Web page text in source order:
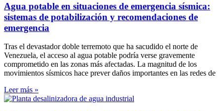
Agua potable en situaciones de emergencia sísmica:
sistemas de potabilización y recomendaciones de
emergencia
Tras el devastador doble terremoto que ha sacudido el norte de
Venezuela, el acceso al agua potable podría verse gravemente
comprometido en las zonas más afectadas. La magnitud de los
movimientos sísmicos hace prever daños importantes en las redes de
Leer más »